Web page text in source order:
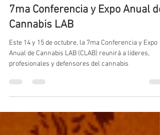
22 oct 2024
3 min de lectura
7ma Conferencia y Expo Anual de